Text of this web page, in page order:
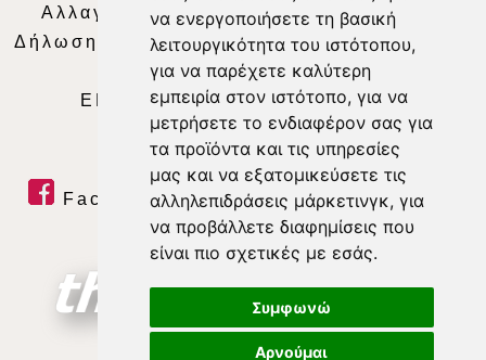
να ενεργοποιήσετε τη βασική
λειτουργικότητα του ιστότοπου,
για να παρέχετε καλύτερη
εμπειρία στον ιστότοπο, για να
μετρήσετε το ενδιαφέρον σας για
τα προϊόντα και τις υπηρεσίες
μας και να εξατομικεύσετε τις
αλληλεπιδράσεις μάρκετινγκ, για
να προβάλλετε διαφημίσεις που
είναι πιο σχετικές με εσάς.
Συμφωνώ
Αρνούμαι
Αλλαγή Προτιμήσεων για τα Cookies
Δήλωση συμμόρφωσης με τη σύσταση (ΕΕ)
2018/334|Ταυτότητα
ΕΝΗΜΕΡΩΣΗ |WEB TV| LIVE
Facebook| Twitter | Youtube
RSS Feed